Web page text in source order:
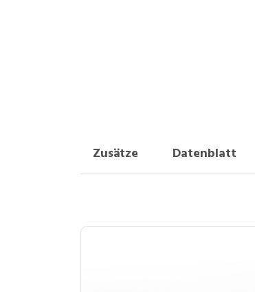
Zusätze Datenblatt